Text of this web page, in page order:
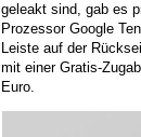
geleakt sind, gab es
Prozessor Google
Leiste auf der
mit einer Gratis-
Euro.